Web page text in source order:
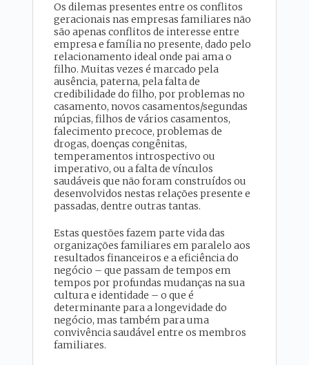
Os dilemas presentes entre os conflitos
geracionais nas empresas familiares não
são apenas conflitos de interesse entre
empresa e família no presente, dado pelo
relacionamento ideal onde pai ama o
filho. Muitas vezes é marcado pela
ausência, paterna, pela falta de
credibilidade do filho, por problemas no
casamento, novos casamentos/segundas
núpcias, filhos de vários casamentos,
falecimento precoce, problemas de
drogas, doenças congênitas,
temperamentos introspectivo ou
imperativo, ou a falta de vínculos
saudáveis que não foram construídos ou
desenvolvidos nestas relações presente e
passadas, dentre outras tantas.
Estas questões fazem parte vida das
organizações familiares em paralelo aos
resultados financeiros e a eficiência do
negócio – que passam de tempos em
tempos por profundas mudanças na sua
cultura e identidade – o que é
determinante para a longevidade do
negócio, mas também para uma
convivência saudável entre os membros
familiares.